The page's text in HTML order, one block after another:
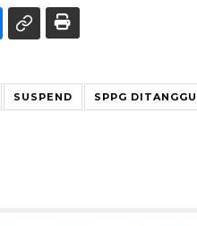
SUSPEND SPPG